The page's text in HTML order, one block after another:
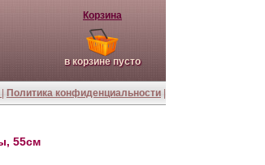
Корзина
в корзине пусто
Политика конфиденциальности
55см